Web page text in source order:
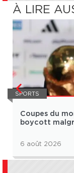
À LIRE
SPORTS
Coupes du
boycott
6 août 2026